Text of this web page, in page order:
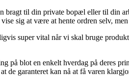
bragt til din private bopæl eller til din
sig at være at hente ordren selv,
super vital når vi skal bruge
på blot en enkelt hverdag på deres
de garanteret kan nå at få varen